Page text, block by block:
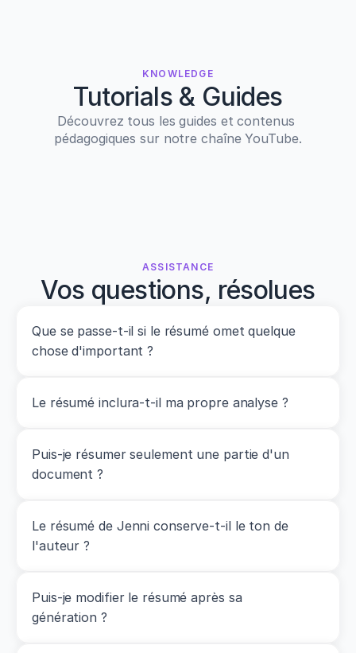
KNOWLEDGE
Tutorials & Guides
Découvrez tous les guides et contenus
pédagogiques sur notre chaîne YouTube.
ASSISTANCE
Vos questions, résolues
Que se passe-t-il si le résumé omet quelque
chose d'important ?
Le résumé inclura-t-il ma propre analyse ?
Puis-je résumer seulement une partie d'un
document ?
Le résumé de Jenni conserve-t-il le ton de
l'auteur ?
Puis-je modifier le résumé après sa
génération ?